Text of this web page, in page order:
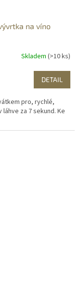
na víno
Skladem (>10 ks)
DETAIL
pro, rychlé,
za 7 sekund. Ke